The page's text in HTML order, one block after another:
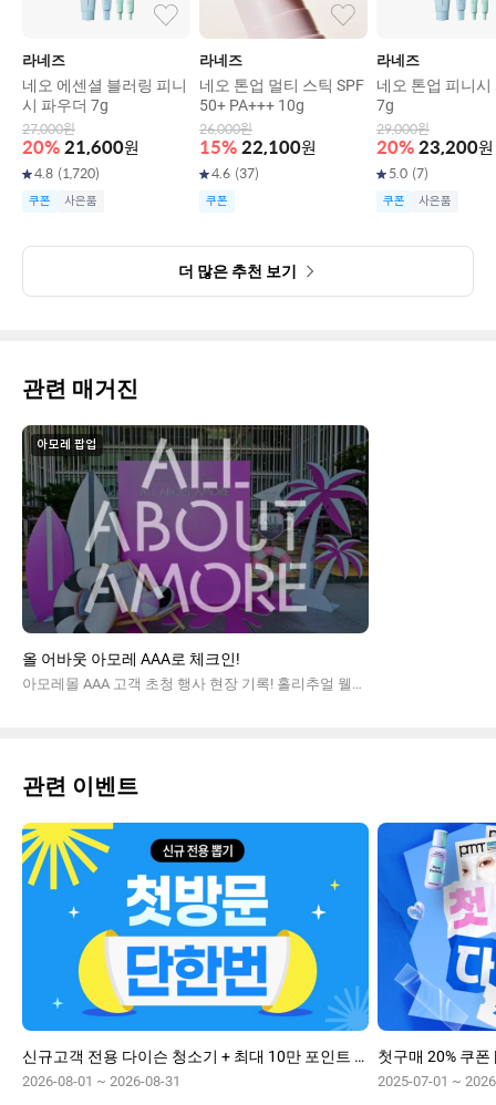
라네즈
네오 에센셜 블러링 피니
시 파우더 7g
27,000원
20% 21,600원
4.8 (1,720)
쿠폰 사은품
라네즈
네오 톤업 멀티 스틱 SPF
50+ PA+++ 10g
26,000원
15% 22,100원
4.6 (37)
쿠폰
라네즈
네오 톤업 피니시
7g
29,000원
20% 23,200원
5.0 (7)
쿠폰 사은품
더 많은 추천 보기
관련 매거진
아모레 팝업
올 어바웃 아모레 AAA로 체크인!
아모레몰 AAA 고객 초청 행사 현장 기록! 홀리추얼 웰컴키트와 풍성한 브랜드별 선물, 5층 중정에서 즐긴 프라이빗 티파티까지! 선물 같은 뷰티 호텔 체크인 후기를 확인하세요.
관련 이벤트
신규고객 전용 다이슨 청소기 + 최대 10만 포인트 뽑기
2026-08-01 ~ 2026-08-31 2025-07-01 ~